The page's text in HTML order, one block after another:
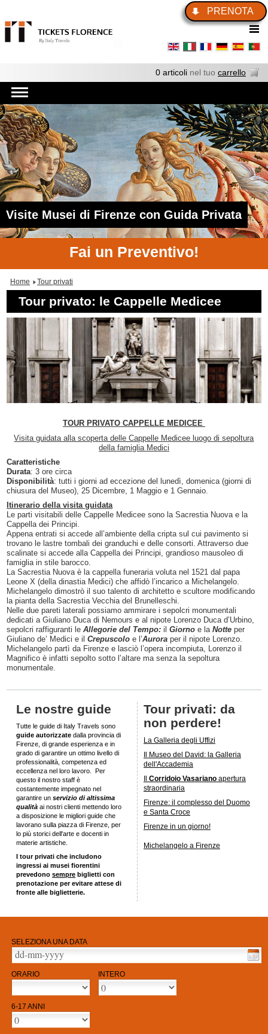
0 articoli nel tuo carrello
Visite Musei di Firenze con Guida Privata
Fai un Preventivo!
Home Tour privati
Tour privato: le Cappelle Medicee
TOUR PRIVATO CAPPELLE MEDICEE
Visita guidata alla scoperta delle Cappelle Medicee luogo di sepoltura
della famiglia Medici
Caratteristiche
Durata: 3 ore circa
Disponibilità: tutti i giorni ad eccezione del lunedì, domenica (giorni di
chiusura del Museo), 25 Dicembre, 1 Maggio e 1 Gennaio.
Itinerario della visita guidata
Le parti visitabili delle Cappelle Medicee sono la Sacrestia Nuova e la
Cappella dei Principi.
Appena entrati si accede all’ambiente della cripta sul cui pavimento si
trovano le lastre tombali dei granduchi e delle consorti. Attraverso due
scalinate si accede alla Cappella dei Principi, grandioso mausoleo di
famiglia in stile barocco.
La Sacrestia Nuova è la cappella funeraria voluta nel 1521 dal papa
Leone X (della dinastia Medici) che affidò l’incarico a Michelangelo.
Michelangelo dimostrò il suo talento di architetto e scultore modificando
la pianta della Sacrestia Vecchia del Brunelleschi.
Nelle due pareti laterali possiamo ammirare i sepolcri monumentali
dedicati a Giuliano Duca di Nemours e al nipote Lorenzo Duca d’Urbino,
sepolcri raffiguranti leAllegorie del Tempo: ilGiorno e laNotte per
Giuliano de’ Medici e ilCrepuscolo e l’Aurora per il nipote Lorenzo.
Michelangelo partì da Firenze e lasciò l’opera incompiuta, Lorenzo il
Magnifico è infatti sepolto sotto l’altare ma senza la sepoltura
monumentale.
Le nostre guide
Tutte le guide di Italy Travels sono
guide autorizzate dalla provincia di
Firenze, di grande esperienza e in
grado di garantire un ottimo livello di
professionalità, competenza ed
eccellenza nel loro lavoro. Per
questo il nostro staff è
costantemente impegnato nel
garantire unservizio di altissima
qualità ai nostri clienti mettendo loro
a disposizione le migliori guide che
lavorano sulla piazza di Firenze, per
lo più storici dell'arte e docenti in
materie artistiche.
I tour privati che includono
ingressi ai musei fiorentini
prevedonosempre biglietti con
prenotazione per evitare attese di
fronte alle biglietterie.
Tour privati: da
non perdere!
La Galleria degli Uffizi
Il Museo del David: la Galleria
dell'Accademia
Corridoio Vasarianoapertura
straordinaria
Firenze: il complesso del Duomo
e Santa Croce
Firenze in un giorno!
Michelangelo a Firenze
PRENOTA
SELEZIONA UNA DATA
ORARIO INTERO
6-17 ANNI